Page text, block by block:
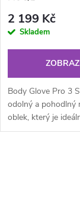
2 199 Kč
Skladem
Body Glove Pro 3
odolný a pohodlný
oblek, který je
všechny vodní